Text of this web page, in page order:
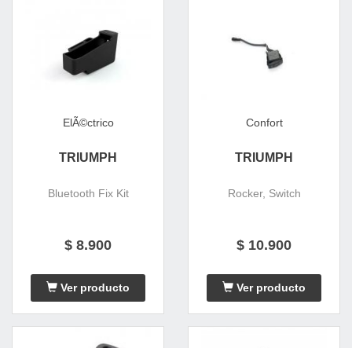
ElÃ©ctrico
TRIUMPH
Bluetooth Fix Kit
$ 8.900
Ver producto
Confort
TRIUMPH
Rocker, Switch
$ 10.900
Ver producto